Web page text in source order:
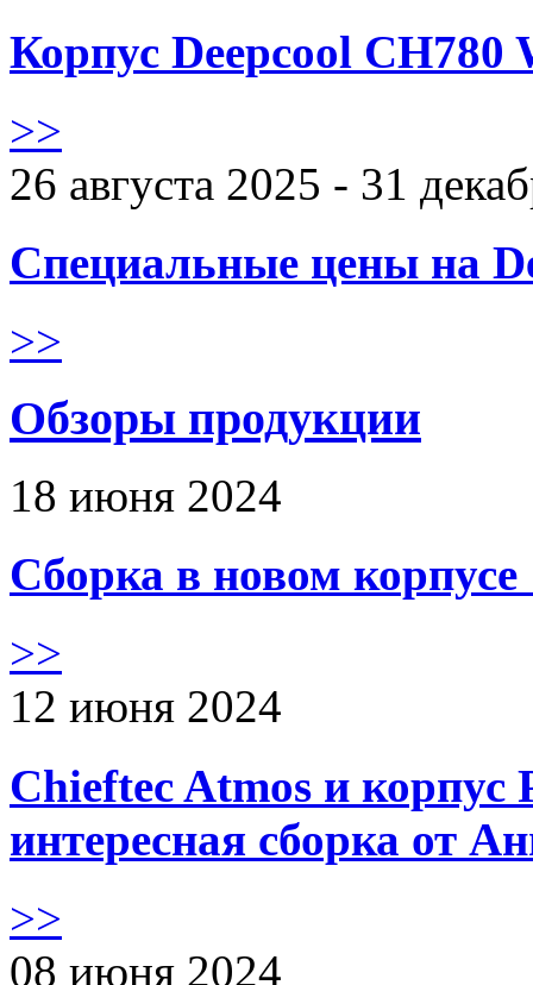
Корпус Deepcool CH780
>>
26 августа 2025 - 31
Специальные цены на
>>
Обзоры продукции
18 июня 2024
Сборка в новом
>>
12 июня 2024
Chieftec Atmos и корпус
интересная сборка от
>>
08 июня 2024